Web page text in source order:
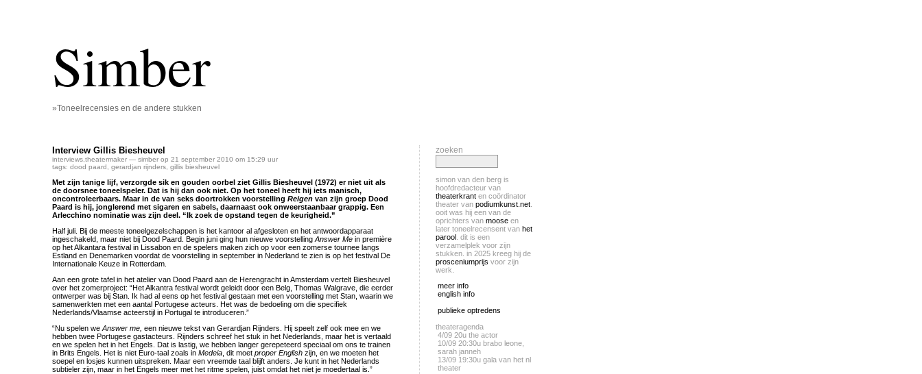
Simber
»Toneelrecensies en de andere stukken
Interview Gillis Biesheuvel
interviews theatermaker — simber op 21 september 2010 om 15:29 uur
tags: dood paard gerardjan rijnders gillis biesheuvel
Met zijn tanige lijf, verzorgde sik en gouden oorbel ziet Gillis Biesheuvel (1972) er niet uit als
de doorsnee toneelspeler. Dat is hij dan ook niet. Op het toneel heeft hij iets manisch,
oncontroleerbaars. Maar in de van seks doortrokken voorstelling Reigen van zijn groep Dood
Paard is hij, jonglerend met sigaren en sabels, daarnaast ook onweerstaanbaar grappig. Een
Arlecchino nominatie was zijn deel. “Ik zoek de opstand tegen de keurigheid.”
Half juli. Bij de meeste toneelgezelschappen is het kantoor al afgesloten en het antwoordapparaat
ingeschakeld, maar niet bij Dood Paard. Begin juni ging hun nieuwe voorstelling Answer Me in première
op het Alkantara festival in Lissabon en de spelers maken zich op voor een zomerse tournee langs
Estland en Denemarken voordat de voorstelling in september in Nederland te zien is op het festival De
Internationale Keuze in Rotterdam.
Aan een grote tafel in het atelier van Dood Paard aan de Herengracht in Amsterdam vertelt Biesheuvel
over het zomerproject: “Het Alkantra festival wordt geleidt door een Belg, Thomas Walgrave, die eerder
ontwerper was bij Stan. Ik had al eens op het festival gestaan met een voorstelling met Stan, waarin we
samenwerkten met een aantal Portugese acteurs. Het was de bedoeling om die specifiek
Nederlands/Vlaamse acteerstijl in Portugal te introduceren.”
“Nu spelen we Answer me, een nieuwe tekst van Gerardjan Rijnders. Hij speelt zelf ook mee en we
hebben twee Portugese gastacteurs. Rijnders schreef het stuk in het Nederlands, maar het is vertaald
en we spelen het in het Engels. Dat is lastig, we hebben langer gerepeteerd speciaal om ons te trainen
in Brits Engels. Het is niet Euro-taal zoals in Medeia , dit moet proper English zijn, en we moeten het
soepel en losjes kunnen uitspreken. Maar een vreemde taal blijft anders. Je kunt in het Nederlands
subtieler zijn, maar in het Engels meer met het ritme spelen, juist omdat het niet je moedertaal is.”
zoeken
simon van den berg is
hoofdredacteur van
theaterkrant en coördinator
theater van podiumkunst.net
ooit was hij een van de
oprichters van moose en
later toneelrecensent van het
parool . dit is een
verzamelplek voor zijn
stukken. in 2025 kreeg hij de
prosceniumprijs voor zijn
werk.
meer info
english info
publieke optredens
theateragenda
4/09 20u the actor
10/09 20:30u brabo leone,
sarah janneh
13/09 19:30u gala van het nl
theater